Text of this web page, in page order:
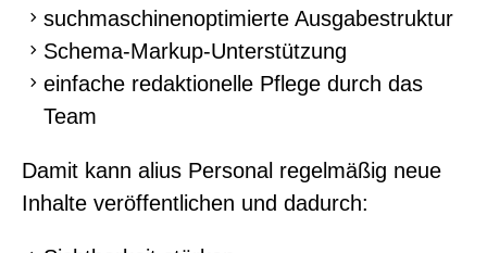
suchmaschinenoptimierte Ausgabestruktur
Schema-Markup-Unterstützung
einfache redaktionelle Pflege durch das
Team
Damit kann alius Personal regelmäßig neue
Inhalte veröffentlichen und dadurch: